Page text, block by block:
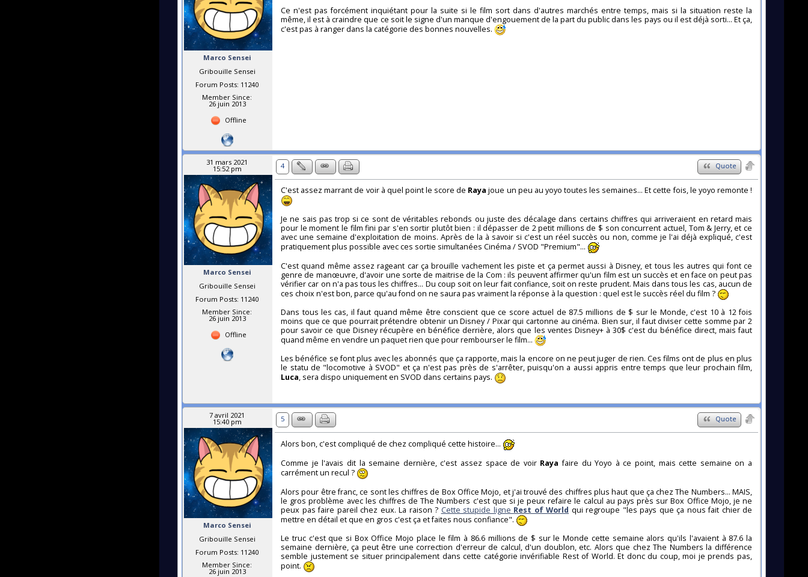
Marco Sensei
Gribouille Sensei
Forum Posts: 11240
Member Since:
26 juin 2013
Offline
Ce n'est pas forcément inquiétant pour la suite si le film sort dans d'autres marchés entre temps, mais si la situation reste la
même, il est à craindre que ce soit le signe d'un manque d'engouement de la part du public dans les pays ou il est déjà sorti... Et ça,
c'est pas à ranger dans la catégorie des bonnes nouvelles.
31 mars 2021
15:52 pm
Marco Sensei
Gribouille Sensei
Forum Posts: 11240
Member Since:
26 juin 2013
Offline
4 Quote
C'est assez marrant de voir à quel point le score de Raya joue un peu au yoyo toutes les semaines... Et cette fois, le yoyo remonte !
Je ne sais pas trop si ce sont de véritables rebonds ou juste des décalage dans certains chiffres qui arriveraient en retard mais
pour le moment le film fini par s'en sortir plutôt bien : il dépasser de 2 petit millions de $ son concurrent actuel, Tom & Jerry, et ce
avec une semaine d'exploitation de moins. Après de la à savoir si c'est un réel succès ou non, comme je l'ai déjà expliqué, c'est
pratiquement plus possible avec ces sortie simultanées Cinéma / SVOD "Premium"...
C'est quand même assez rageant car ça brouille vachement les piste et ça permet aussi à Disney, et tous les autres qui font ce
genre de manœuvre, d'avoir une sorte de maitrise de la Com : ils peuvent affirmer qu'un film est un succès et en face on peut pas
vérifier car on n'a pas tous les chiffres... Du coup soit on leur fait confiance, soit on reste prudent. Mais dans tous les cas, aucun de
ces choix n'est bon, parce qu'au fond on ne saura pas vraiment la réponse à la question : quel est le succès réel du film ?
Dans tous les cas, il faut quand même être conscient que ce score actuel de 87.5 millions de $ sur le Monde, c'est 10 à 12 fois
moins que ce que pourrait prétendre obtenir un Disney / Pixar qui cartonne au cinéma. Bien sur, il faut diviser cette somme par 2
pour savoir ce que Disney récupère en bénéfice derrière, alors que les ventes Disney+ à 30$ c'est du bénéfice direct, mais faut
quand même en vendre un paquet rien que pour rembourser le film...
Les bénéfice se font plus avec les abonnés que ça rapporte, mais la encore on ne peut juger de rien. Ces films ont de plus en plus
le statu de "locomotive à SVOD" et ça n'est pas près de s'arrêter, puisqu'on a aussi appris entre temps que leur prochain film,
Luca, sera dispo uniquement en SVOD dans certains pays.
7 avril 2021
15:40 pm
Marco Sensei
Gribouille Sensei
Forum Posts: 11240
Member Since:
26 juin 2013
5 Quote
Alors bon, c'est compliqué de chez compliqué cette histoire...
Comme je l'avais dit la semaine dernière, c'est assez space de voir Raya faire du Yoyo à ce point, mais cette semaine on a
carrément un recul ?
Alors pour être franc, ce sont les chiffres de Box Office Mojo, et j'ai trouvé des chiffres plus haut que ça chez The Numbers... MAIS,
le gros problème avec les chiffres de The Numbers c'est que si je peux refaire le calcul au pays près sur Box Office Mojo, je ne
peux pas faire pareil chez eux. La raison ? Cette stupide ligne Rest of World qui regroupe "les pays que ça nous fait chier de
mettre en détail et que en gros c'est ça et faites nous confiance".
Le truc c'est que si Box Office Mojo place le film à 86.6 millions de $ sur le Monde cette semaine alors qu'ils l'avaient à 87.6 la
semaine dernière, ça peut être une correction d'erreur de calcul, d'un doublon, etc. Alors que chez The Numbers la différence
semble justement se situer principalement dans cette catégorie invérifiable Rest of World. Et donc du coup, moi je prends pas,
point.